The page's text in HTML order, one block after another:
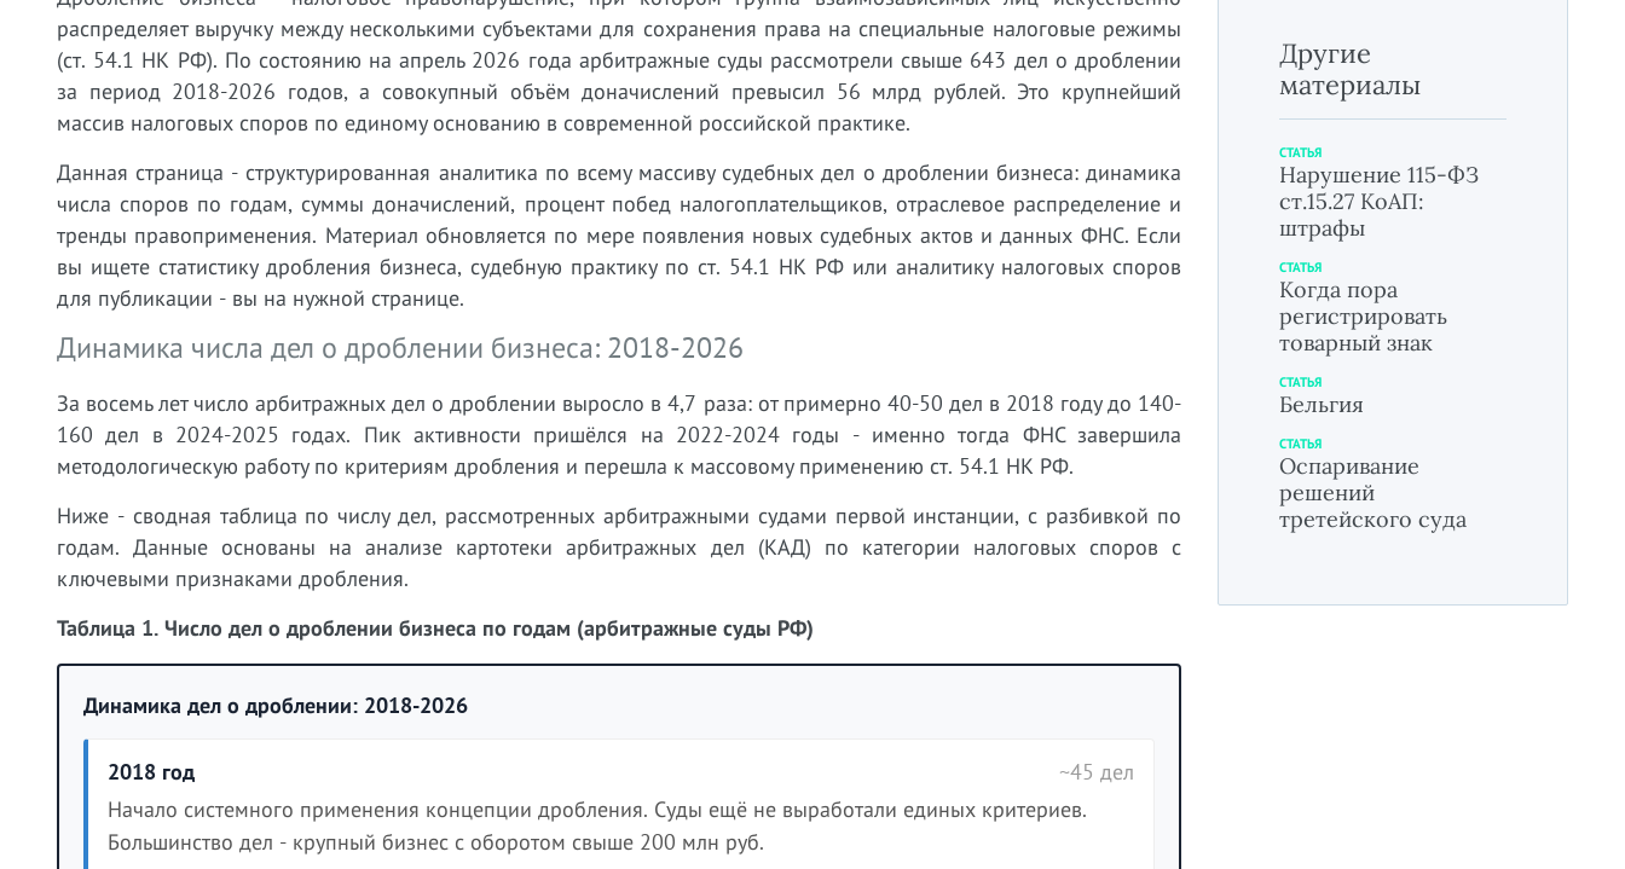
распределяет выручку между несколькими субъектами для сохранения права на специальные налоговые режимы
(ст. 54.1 НК РФ). По состоянию на апрель 2026 года арбитражные суды рассмотрели свыше 643 дел о дроблении
за период 2018-2026 годов, а совокупный объём доначислений превысил 56 млрд рублей. Это крупнейший
массив налоговых споров по единому основанию в современной российской практике.
Данная страница - структурированная аналитика по всему массиву судебных дел о дроблении бизнеса: динамика
числа споров по годам, суммы доначислений, процент побед налогоплательщиков, отраслевое распределение и
тренды правоприменения. Материал обновляется по мере появления новых судебных актов и данных ФНС. Если
вы ищете статистику дробления бизнеса, судебную практику по ст. 54.1 НК РФ или аналитику налоговых споров
для публикации - вы на нужной странице.
Динамика числа дел о дроблении бизнеса: 2018-2026
За восемь лет число арбитражных дел о дроблении выросло в 4,7 раза: от примерно 40-50 дел в 2018 году до 140-
160 дел в 2024-2025 годах. Пик активности пришёлся на 2022-2024 годы - именно тогда ФНС завершила
методологическую работу по критериям дробления и перешла к массовому применению ст. 54.1 НК РФ.
Ниже - сводная таблица по числу дел, рассмотренных арбитражными судами первой инстанции, с разбивкой по
годам. Данные основаны на анализе картотеки арбитражных дел (КАД) по категории налоговых споров с
ключевыми признаками дробления.
Таблица 1. Число дел о дроблении бизнеса по годам (арбитражные суды РФ)
Динамика дел о дроблении: 2018-2026
2018 год
~45 дел
Начало системного применения концепции дробления. Суды ещё не выработали единых критериев.
Большинство дел - крупный бизнес с оборотом свыше 200 млн руб.
Другие
материалы
СТАТЬЯ
Нарушение 115-ФЗ
ст.15.27 КоАП:
штрафы
СТАТЬЯ
Когда пора
регистрировать
товарный знак
СТАТЬЯ
Бельгия
СТАТЬЯ
Оспаривание
решений
третейского суда